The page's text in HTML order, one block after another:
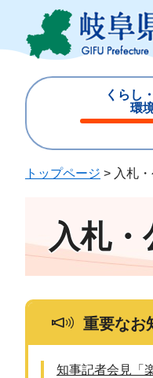
ジ
ュ
くらし
環
じ
トップページ > 入札
入札・
重要なお
知事記者会見「